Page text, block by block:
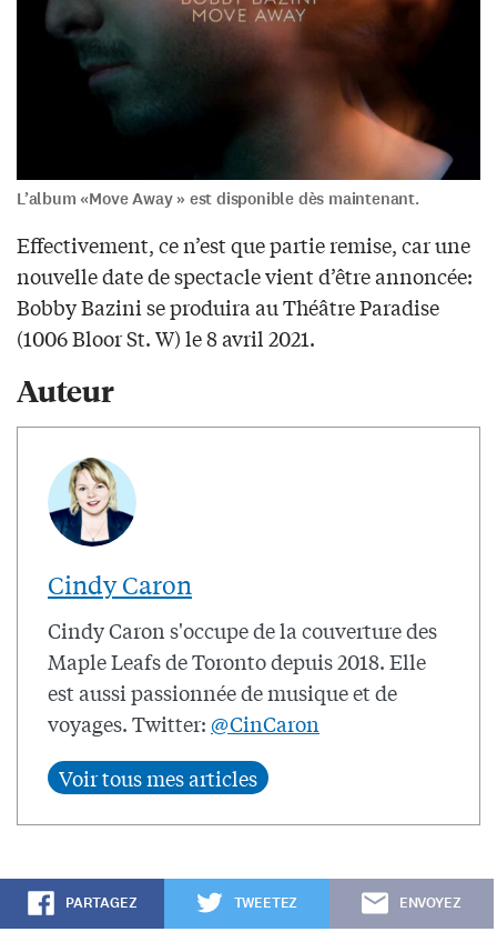
L’album «Move Away » est disponible dès maintenant.
Effectivement, ce n’est que partie remise, car une
nouvelle date de spectacle vient d’être annoncée:
Bobby Bazini se produira au Théâtre Paradise
(1006 Bloor St. W) le 8 avril 2021.
Auteur
Cindy Caron
Cindy Caron s'occupe de la couverture des
Maple Leafs de Toronto depuis 2018. Elle
est aussi passionnée de musique et de
voyages. Twitter: @CinCaron
PARTAGEZ TWEETEZ ENVOYEZ